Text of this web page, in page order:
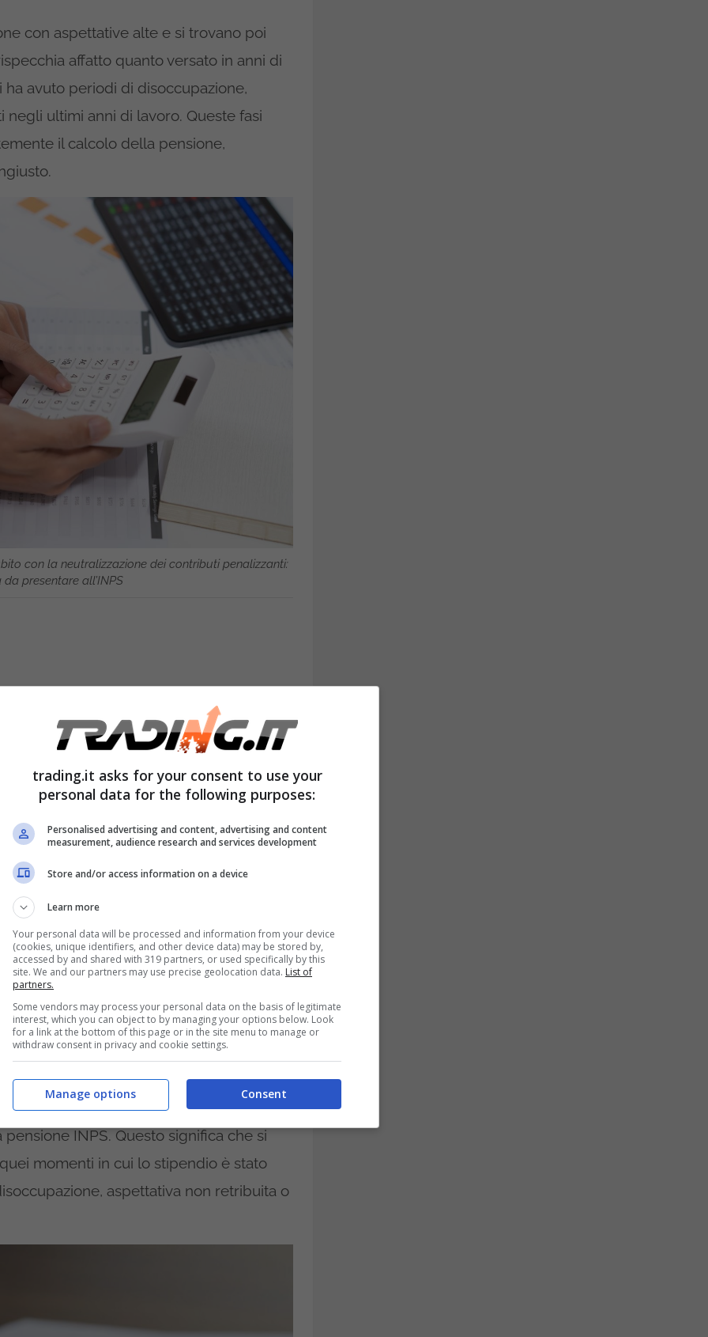
con aspettative alte e si trovano poi
affatto quanto versato in anni di
avuto periodi di disoccupazione,
ultimi anni di lavoro. Queste fasi
il calcolo della pensione,
con la neutralizzazione dei contributi penalizzanti:
presentare all’INPS
recente sentenza della Corte di
un principio poco noto ma importante: la
pensione neutralizzando i periodi più
un assegno più equo, senza
facendo valere un proprio
penalizzanti: un diritto
Corte di Cassazione ha riaffermato il
la neutralizzazione dei periodi con
INPS. Questo significa che si
momenti in cui lo stipendio è stato
aspettativa non retribuita o
trading.it asks for your consent to use your
personal data for the following purposes:
Personalised advertising and content, advertising and content
measurement, audience research and services development
Store and/or access information on a device
Learn more
Your personal data will be processed and information from your device
(cookies, unique identifiers, and other device data) may be stored by,
accessed by and shared with 319 partners, or used specifically by this
site. We and our partners may use precise geolocation data. List of
partners.
Some vendors may process your personal data on the basis of legitimate
interest, which you can object to by managing your options below. Look
for a link at the bottom of this page or in the site menu to manage or
withdraw consent in privacy and cookie settings.
Consent
Manage options